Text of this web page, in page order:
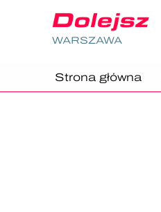
PrzejdźWARSZAWA
Strona główna